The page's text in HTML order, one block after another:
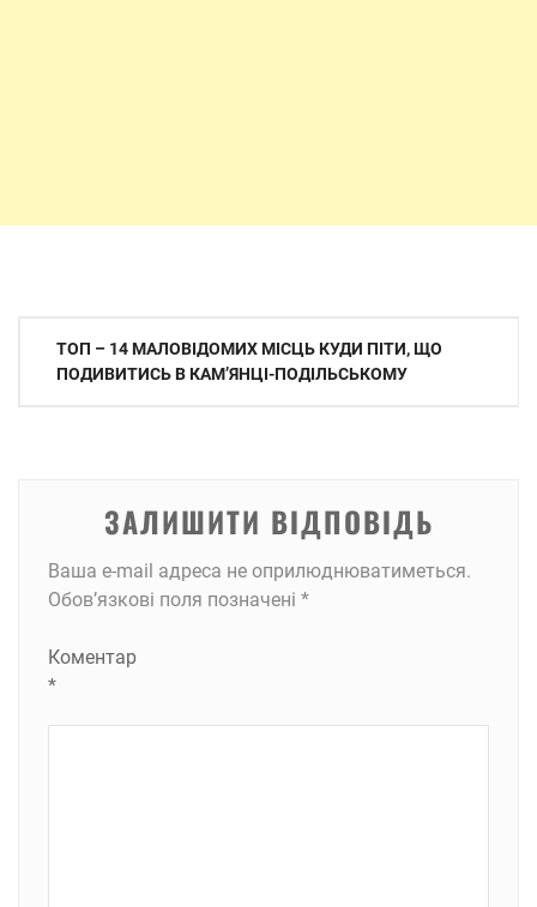
Навігація
записів
ТОП – 14 МАЛОВІДОМИХ МІСЦЬ КУДИ ПІТИ, ЩО
ПОДИВИТИСЬ В КАМʼЯНЦІ-ПОДІЛЬСЬКОМУ
ЗАЛИШИТИ ВІДПОВІДЬ
Ваша e-mail адреса не оприлюднюватиметься.
Обов’язкові поля позначені *
Коментар
*